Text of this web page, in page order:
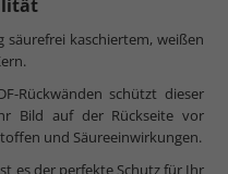
säurefrei kaschiertem, weißen
Rückwänden schützt dieser
Bild auf der Rückseite vor
und Säureeinwirkungen.
es der perfekte Schutz für Ihr